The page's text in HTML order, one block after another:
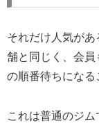
それだけ人気が
舗と同じく、会
の順番待ちになる
これは普通のジ